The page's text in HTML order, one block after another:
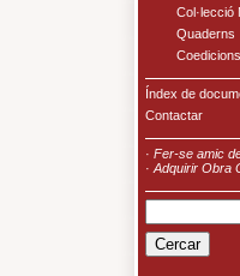
Col·lecció
Quaderns
Coedicions
Índex de
Contactar
· Fer-se amic
· Adquirir Obra